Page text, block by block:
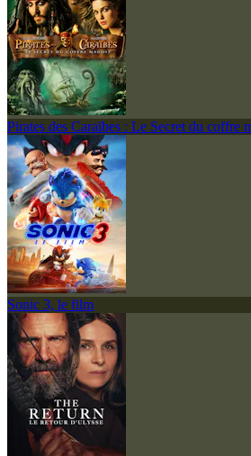
Pirates des Caraïbes : Le Secret du coffre
Sonic 3, le film